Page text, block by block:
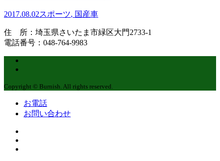
2017.08.02スポーツ, 国産車
住 所：埼玉県さいたま市緑区大門2733-1
電話番号：048-764-9983
Copyright © Burnish. All rights reserved.
お電話
お問い合わせ